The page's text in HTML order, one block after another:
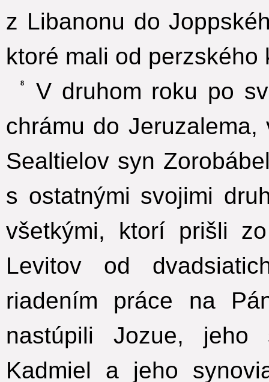
z Libanonu do
ktoré mali od perzského
8
V druhom roku po
chrámu do
Sealtielov syn
s ostatnými svojimi
všetkými, ktorí prišli
Levitov od
riadením práce na
nastúpili Jozue,
Kadmiel a jeho